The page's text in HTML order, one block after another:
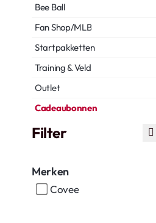
Bee Ball
Fan Shop/MLB
Startpakketten
Training & Veld
Outlet
Cadeaubonnen
Filter
Merken
Covee